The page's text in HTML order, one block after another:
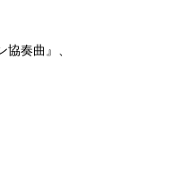
奏曲』、